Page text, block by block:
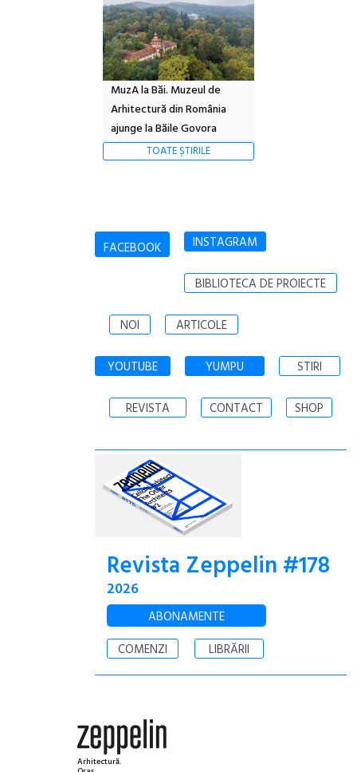
MuzA la Băi. Muzeul de
Arhitectură din România
ajunge la Băile Govora
TOATE ȘTIRILE
FACEBOOK INSTAGRAM
BIBLIOTECA DE PROIECTE
NOI ARTICOLE
YOUTUBE YUMPU STIRI
REVISTA CONTACT SHOP
Revista Zeppelin #178
2026
ABONAMENTE
COMENZI
LIBRĂRII
Arhitectură.